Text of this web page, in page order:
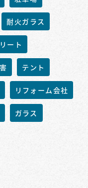
耐火ガラス
ート
テント
リフォーム会社
ガラス